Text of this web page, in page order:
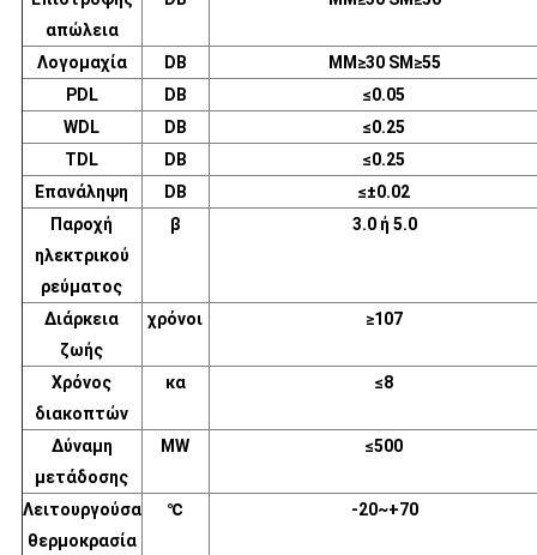
απώλεια
Λογομαχία DB
MM≥30 SM≥55
PDL
DB
≤0.05
WDL
DB
≤0.25
TDL
DB
≤0.25
Επανάληψη
DB
≤±0.02
Παροχή
ηλεκτρικού
ρεύματος
β 3.0 ή 5.0
Διάρκεια
ζωής
χρόνοι ≥107
Χρόνος
διακοπτών
κα ≤8
Δύναμη
μετάδοσης
MW ≤500
Λειτουργούσα
θερμοκρασία
℃ -20~+70